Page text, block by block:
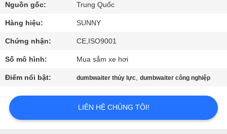
QUAN
NHÀ
MÁY
KIỂM
CHẤT
LƯỢNG
Nguồn gốc: Trung Quốc
Hàng hiệu: SUNNY
Chứng nhận: CE,ISO9001
Số mô hình: Mua sắm xe hơi
Điểm nổi bật: dumbwaiter thủy lực,dumbwaiter công nghiệp
LIÊN HỆ CHÚNG TÔI!